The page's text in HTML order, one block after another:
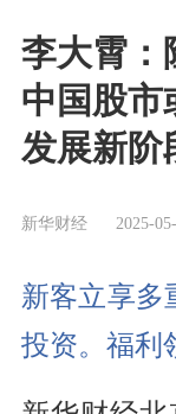
李大霄：
中国股市
发展新阶
新华财经 2025-
新客立享多
投资。福利